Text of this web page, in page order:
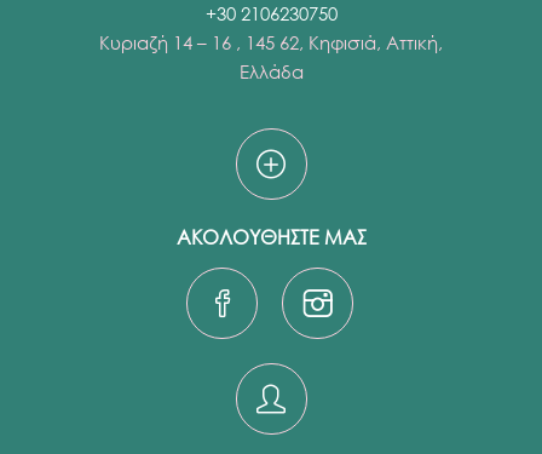
+30 2106230750
Κυριαζή 14 – 16 , 145 62, Κηφισιά, Αττική,
Ελλάδα
ΑΚΟΛΟΥΘΗΣΤΕ ΜΑΣ